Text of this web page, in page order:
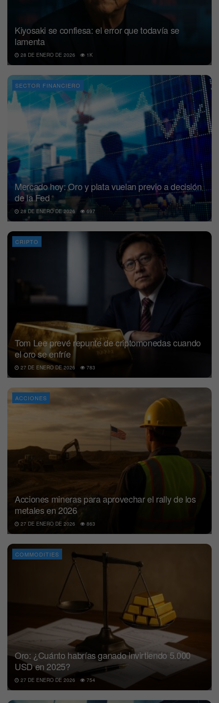
Kiyosaki se confiesa: el error que todavía se
lamenta
28 DE ENERO DE 2026 1K
SECTOR FINANCIERO
Mercado hoy: Oro y plata vuelan previo a decisión
de la Fed
28 DE ENERO DE 2026 697
CRIPTO
Tom Lee prevé repunte de criptomonedas cuando
el oro se enfríe
27 DE ENERO DE 2026 783
ACCIONES
Acciones mineras para aprovechar el rally de los
metales en 2026
27 DE ENERO DE 2026 863
COMMODITIES
Oro: ¿Cuánto habrías ganado invirtiendo 5.000
USD en 2025?
27 DE ENERO DE 2026 754